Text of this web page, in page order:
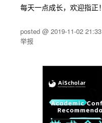
每天一点成长，欢迎指正！
posted @ 2019-11-02 21:33
举报